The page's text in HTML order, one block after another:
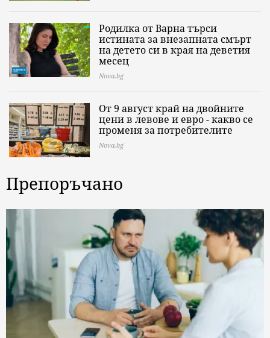
Родилка от Варна търси
истината за внезапната смърт
на детето си в края на деветия
месец
Nova.bg
От 9 август край на двойните
цени в левове и евро - какво се
променя за потребителите
Nova.bg
Препоръчано